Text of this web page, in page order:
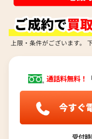
上限・条件がございます。
通話料無料！
受付